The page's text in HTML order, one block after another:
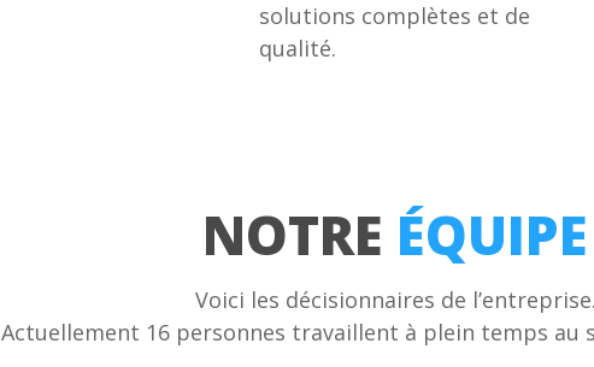
solutions complètes et de
qualité.
NOTRE ÉQUIPE
Voici les décisionnaires de l’entreprise.
Actuellement 16 personnes travaillent à plein temps au